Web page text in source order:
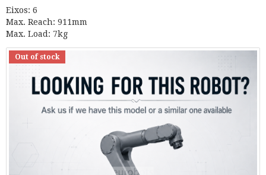
Eixos: 6
Max. Reach: 911mm
Max. Load: 7kg
Out of stock